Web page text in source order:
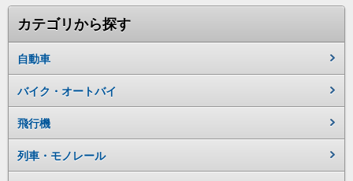
カテゴリから探す
自動車
バイク・オートバイ
飛行機
列車・モノレール